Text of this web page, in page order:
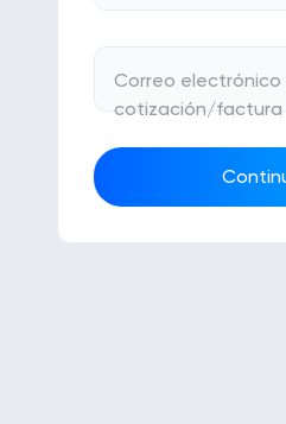
Noticias/Blog
Solicitar presupuesto
Correo electrónico
cotización/factura